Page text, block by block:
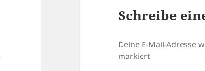
Schreibe
Deine E-Mail-Adresse
markiert